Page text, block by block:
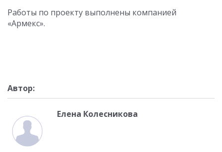
Работы по проекту выполнены компанией
«Армекс».
Автор:
Елена Колесникова